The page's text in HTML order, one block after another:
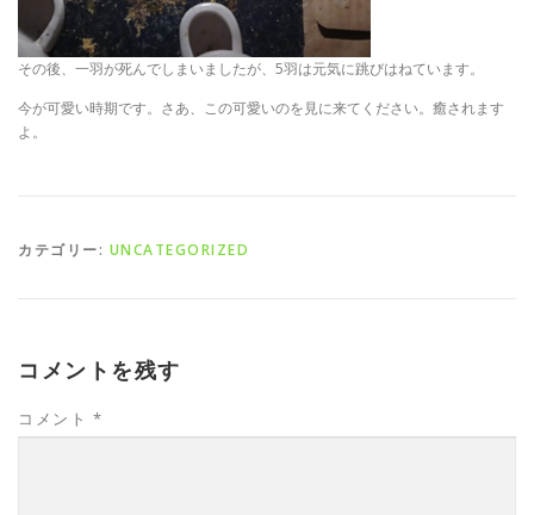
その後、一羽が死んでしまいましたが、5羽は元気に跳びはねています。
今が可愛い時期です。さあ、この可愛いのを見に来てください。癒されます
よ。
カテゴリー: UNCATEGORIZED
コメントを残す
コメント *